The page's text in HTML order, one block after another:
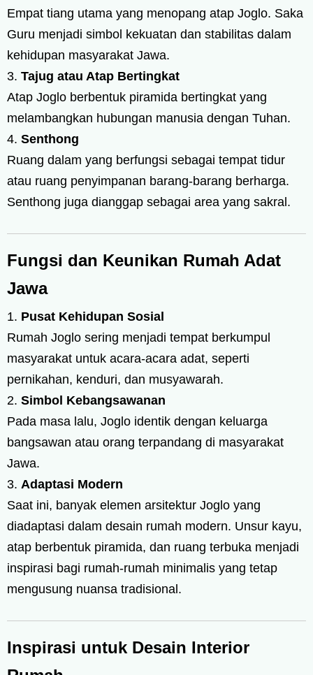
Empat tiang utama yang menopang atap Joglo. Saka
Guru menjadi simbol kekuatan dan stabilitas dalam
kehidupan masyarakat Jawa.
Tajug atau Atap Bertingkat
Atap Joglo berbentuk piramida bertingkat yang
melambangkan hubungan manusia dengan Tuhan.
Senthong
Ruang dalam yang berfungsi sebagai tempat tidur
atau ruang penyimpanan barang-barang berharga.
Senthong juga dianggap sebagai area yang sakral.
Fungsi dan Keunikan Rumah Adat
Jawa
Pusat Kehidupan Sosial
Rumah Joglo sering menjadi tempat berkumpul
masyarakat untuk acara-acara adat, seperti
pernikahan, kenduri, dan musyawarah.
Simbol Kebangsawanan
Pada masa lalu, Joglo identik dengan keluarga
bangsawan atau orang terpandang di masyarakat
Jawa.
Adaptasi Modern
Saat ini, banyak elemen arsitektur Joglo yang
diadaptasi dalam desain rumah modern. Unsur kayu,
atap berbentuk piramida, dan ruang terbuka menjadi
inspirasi bagi rumah-rumah minimalis yang tetap
mengusung nuansa tradisional.
Inspirasi untuk Desain Interior